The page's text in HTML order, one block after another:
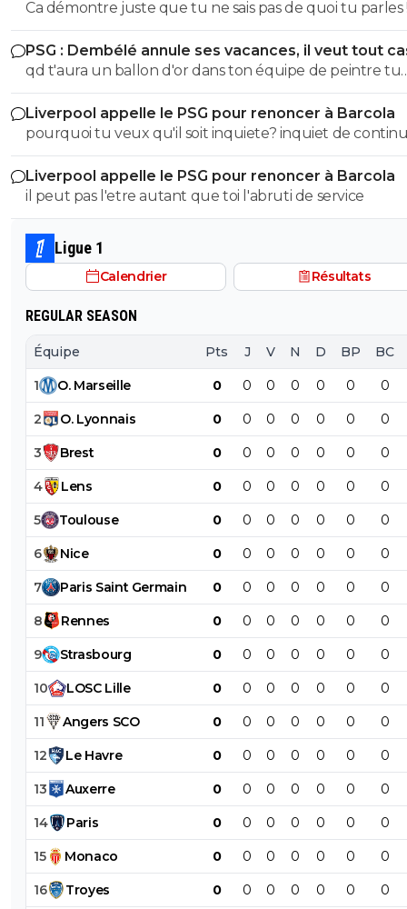
t'exprimer lol Tous les abrutis et idiots ont le droit de
s'exprimer lol
Ca démontre juste que tu ne sais pas de quoi tu parles !!
etre sacrément débile pour confondre nazisme et
T'a meme pas le niveau en histoire d'un collégien...
partir de là tes idées politiques on s'en tape Quand on sait pas
faire la différence entre le nazisme et le fascisme
parle pas de politique vu qu'on est un putain d'ignare ! Merci
de démontrer encore une fois que l'électeur LFI est
abruti qui connait rien à rien :)
PSG : Dembélé annule ses vacances, il veut tout
qd t'aura un ballon d'or dans ton équipe de peintre tu
pourras la ramener le bouffon de service
Liverpool appelle le PSG pour renoncer à Barcola
pourquoi tu veux qu'il soit inquiete? inquiet de
gagner des titres avec la meilleure équipe d'europe? SOigne
toi abruti
Liverpool appelle le PSG pour renoncer à Barcola
il peut pas l'etre autant que toi l'abruti de service
Ligue 1
Calendrier Résultats
REGULAR SEASON
Équipe Pts J V N D BP BC
1 O. Marseille 0 0 0 0 0 0 0
2 O. Lyonnais 0 0 0 0 0 0 0
3 Brest 0 0 0 0 0 0 0
4 Lens 0 0 0 0 0 0 0
5 Toulouse 0 0 0 0 0 0 0
6 Nice 0 0 0 0 0 0 0
7 Paris Saint Germain 0 0 0 0 0 0 0
8 Rennes 0 0 0 0 0 0 0
9 Strasbourg 0 0 0 0 0 0 0
10 LOSC Lille 0 0 0 0 0 0 0
11 Angers SCO 0 0 0 0 0 0 0
12 Le Havre 0 0 0 0 0 0 0
13 Auxerre 0 0 0 0 0 0 0
14 Paris 0 0 0 0 0 0 0
15 Monaco 0 0 0 0 0 0 0
16 Troyes 0 0 0 0 0 0 0